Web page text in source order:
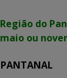
Região do
maio ou
PANTANAL